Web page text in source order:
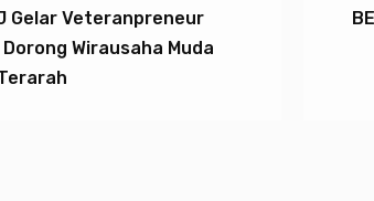
Gelar Veteranpreneur
Wirausaha Muda